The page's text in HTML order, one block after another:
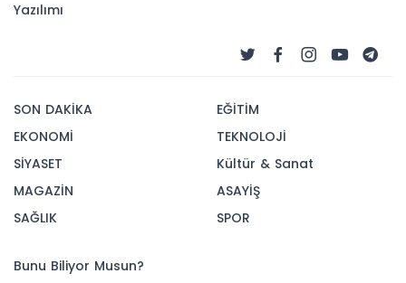
Yazılımı
SON DAKİKA
EKONOMİ
SİYASET
MAGAZİN
SAĞLIK
EĞİTİM
TEKNOLOJİ
Kültür & Sanat
ASAYİŞ
SPOR
Bunu Biliyor Musun?